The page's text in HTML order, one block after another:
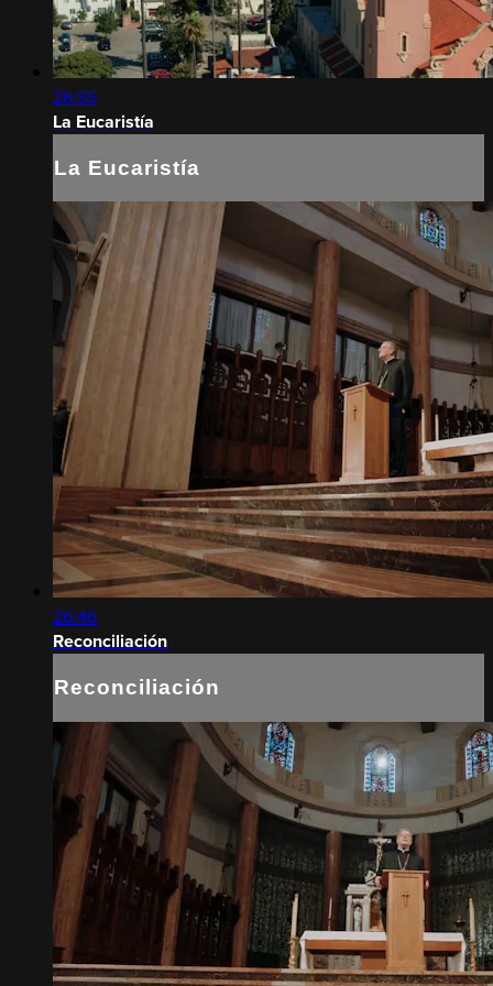
26:55
La Eucaristía
La Eucaristía
26:46
Reconciliación
Reconciliación